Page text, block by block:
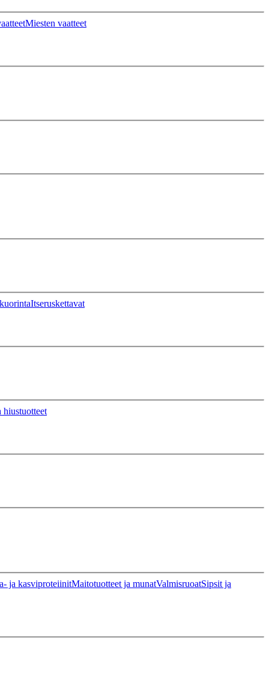
Miesten vaatteet
Itseruskettavat
hiustuotteet
ja kasviproteiinitMaitotuotteet ja munatValmisruoatSipsit ja